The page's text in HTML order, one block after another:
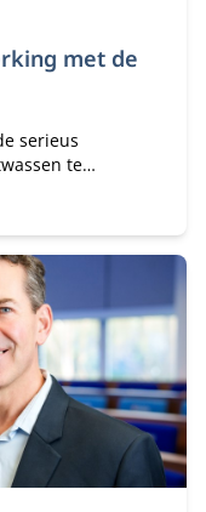
met de
serieus
te
in zijn nieuwe
tussen
en fraude bij